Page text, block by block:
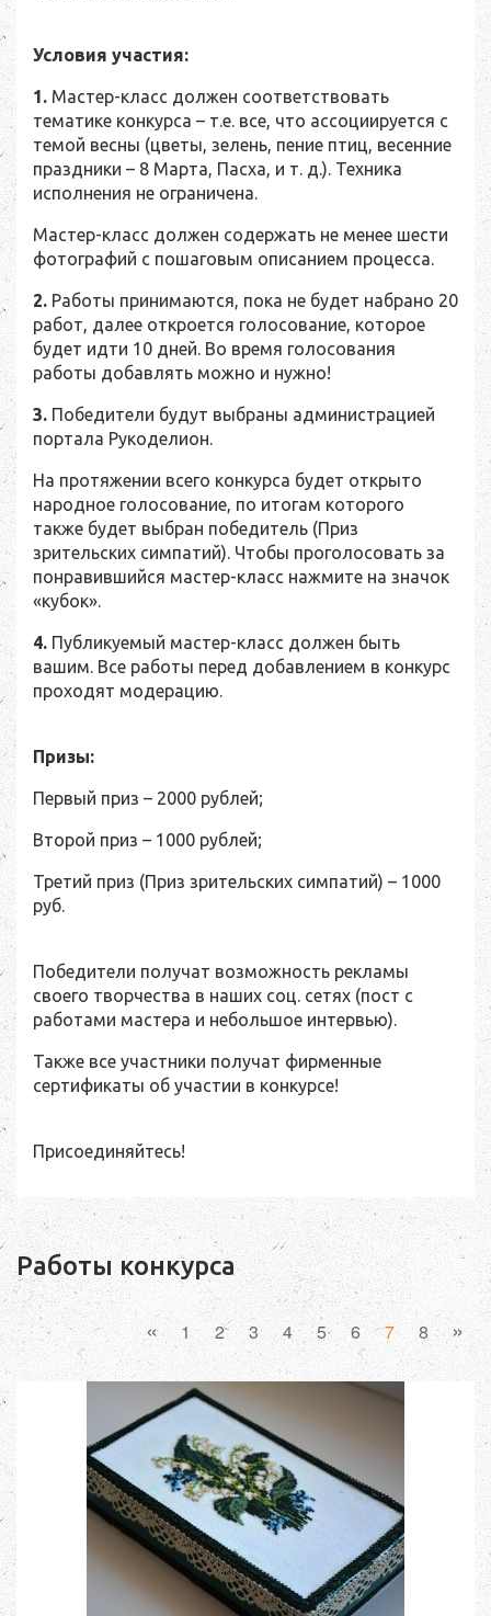
Условия участия:
1. Мастер-класс должен соответствовать
тематике конкурса – т.е. все, что ассоциируется с
темой весны (цветы, зелень, пение птиц, весенние
праздники – 8 Марта, Пасха, и т. д.). Техника
исполнения не ограничена.
Мастер-класс должен содержать не менее шести
фотографий с пошаговым описанием процесса.
2. Работы принимаются, пока не будет набрано 20
работ, далее откроется голосование, которое
будет идти 10 дней. Во время голосования
работы добавлять можно и нужно!
3. Победители будут выбраны администрацией
портала Рукоделион.
На протяжении всего конкурса будет открыто
народное голосование, по итогам которого
также будет выбран победитель (Приз
зрительских симпатий). Чтобы проголосовать за
понравившийся мастер-класс нажмите на значок
«кубок».
4. Публикуемый мастер-класс должен быть
вашим. Все работы перед добавлением в конкурс
проходят модерацию.
Призы:
Первый приз – 2000 рублей;
Второй приз – 1000 рублей;
Третий приз (Приз зрительских симпатий) – 1000
руб.
Победители получат возможность рекламы
своего творчества в наших соц. сетях (пост с
работами мастера и небольшое интервью).
Также все участники получат фирменные
сертификаты об участии в конкурсе!
Присоединяйтесь!
Работы конкурса
« 1 2 3 4 5 6 7 8 »